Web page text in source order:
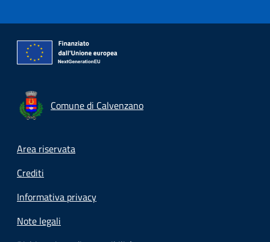
Comune di Calvenzano
Footer menu
Area riservata
Crediti
Informativa privacy
Note legali